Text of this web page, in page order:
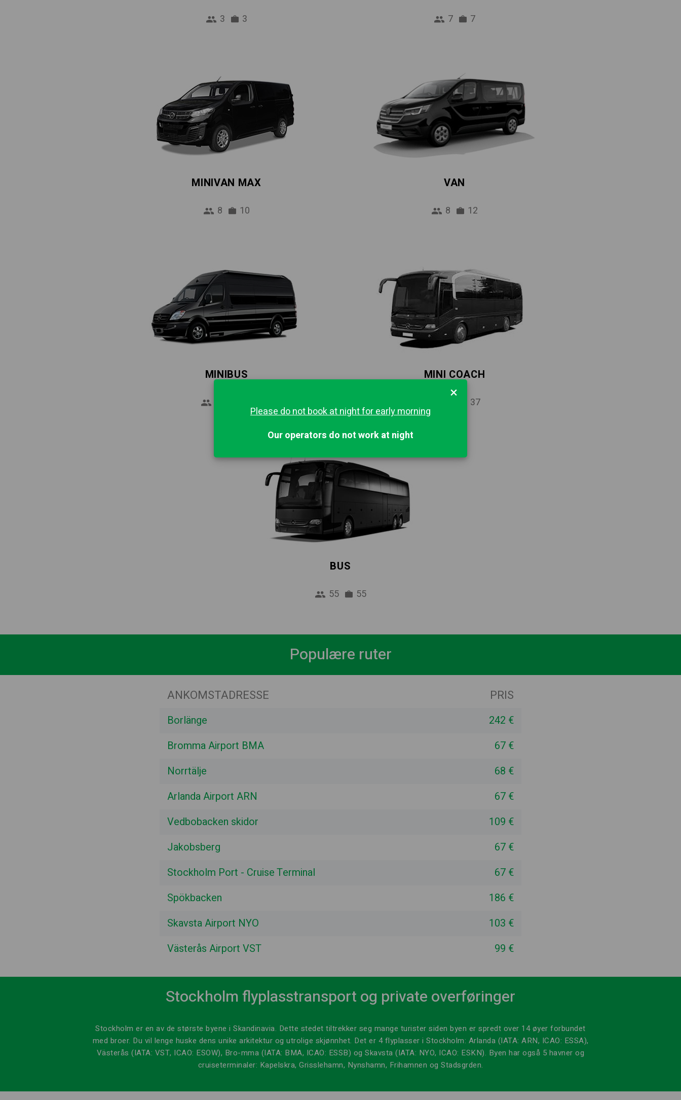
3 3 7 7
MINIVAN MAX
8 10
VAN
8 12
MINIBUS MINI COACH
37
BUS
55 55
Populære ruter
ANKOMSTADRESSE PRIS
Borlänge
242 €
Bromma Airport BMA
67 €
Norrtälje
68 €
Arlanda Airport ARN
67 €
Vedbobacken skidor
109 €
Jakobsberg
67 €
Stockholm Port - Cruise Terminal
67 €
Spökbacken
186 €
Skavsta Airport NYO
103 €
Västerås Airport VST
99 €
Stockholm flyplasstransport og private overføringer
Stockholm er en av de største byene i Skandinavia. Dette stedet tiltrekker seg mange turister siden byen er spredt over 14 øyer forbundet
med broer. Du vil lenge huske dens unike arkitektur og utrolige skjønnhet. Det er 4 flyplasser i Stockholm: Arlanda (IATA: ARN, ICAO: ESSA),
Västerås (IATA: VST, ICAO: ESOW), Bro-mma (IATA: BMA, ICAO: ESSB) og Skavsta (IATA: NYO, ICAO: ESKN). Byen har også 5 havner og
cruiseterminaler: Kapelskra, Grisslehamn, Nynshamn, Frihamnen og Stadsgrden.
×
Please do not book at night for early morning
Our operators do not work at night